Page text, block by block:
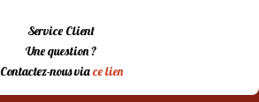
Service Client
Une question ?
Contactez-nous viace lien